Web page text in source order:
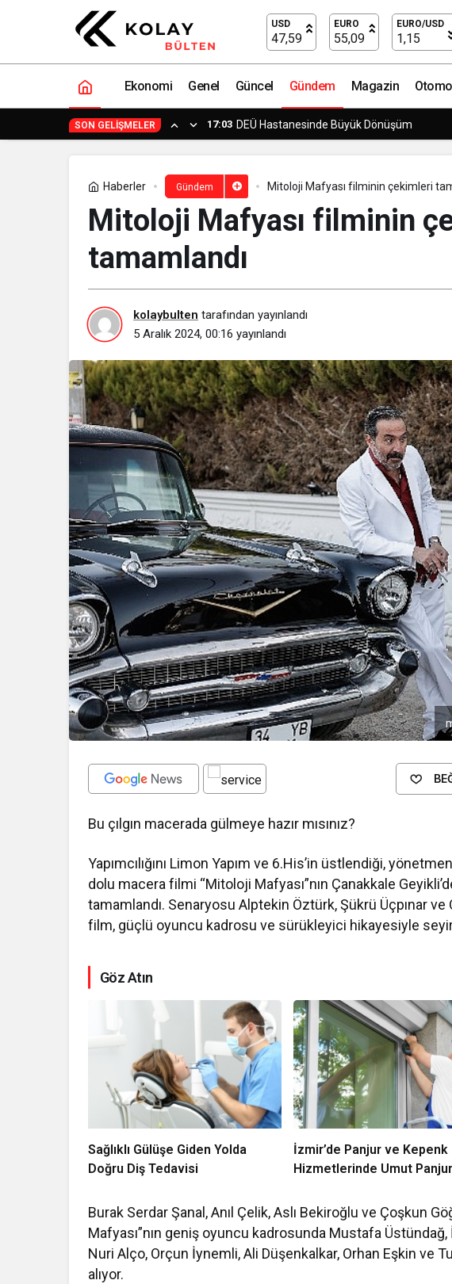
USD
47,59
EURO
55,09
EURO/USD
1,15
Ekonomi Genel Güncel Gündem Magazin
SON GELIŞMELER 14:23 Yapımcı Suat Yanç’a Sürpriz Doğum Günü
Haberler Gündem Mitoloji Mafyası filminin çekimleri
Mitoloji Mafyası filminin
tamamlandı
kolaybulten tarafından yayınlandı
5 Aralık 2024, 00:16 yayınlandı
Bu çılgın macerada gülmeye hazır mısınız?
Yapımcılığını Limon Yapım ve 6.His’in üstlendiği,
dolu macera filmi “Mitoloji Mafyası”nın Çanakkale
tamamlandı. Senaryosu Alptekin Öztürk, Şükrü Üçpınar ve
film, güçlü oyuncu kadrosu ve sürükleyici hikayesiyle
Göz Atın
Sağlıklı Gülüşe Giden Yolda
Doğru Diş Tedavisi
İzmir’de Panjur ve Kepenk
Hizmetlerinde Umut Panjur
Burak Serdar Şanal, Anıl Çelik, Aslı Bekiroğlu ve Çoşkun
Mafyası”nın geniş oyuncu kadrosunda Mustafa Üstündağ,
Nuri Alço, Orçun İynemli, Ali Düşenkalkar, Orhan Eşkin ve
alıyor.
Prime Video’nun Yeni Yerli Orijinal Filmi 39 Derecede